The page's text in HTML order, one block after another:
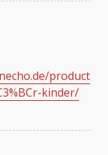
product
kinder/